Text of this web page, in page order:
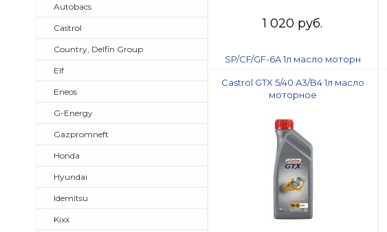
Autobacs
Castrol
Country, Delfin Group
Elf
Eneos
G-Energy
Gazpromneft
Honda
Hyundai
Idemitsu
Kixx
1 020 руб.
Castrol GTX 5/40 A3/B4 1л масло
моторное